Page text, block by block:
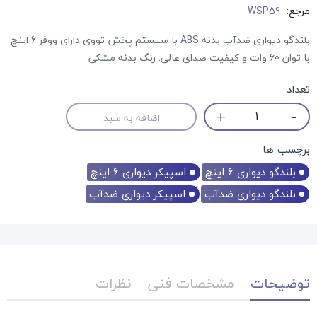
مرجع: WSP59
بلندگو دیواری ضدآب بدنه ABS با سیستم پخش تووی دارای ووفر 6 اینچ
با توان 60 وات و کیفیت صدای عالی. رنگ بدنه مشکی
تعداد
اضافه به سبد
برچسب ها
بلندگو دیواری 6 اینچ
اسپیکر دیواری 6 اینچ
بلندگو دیواری ضدآب
اسپیکر دیواری ضدآب
توضیحات مشخصات فنی نظرات